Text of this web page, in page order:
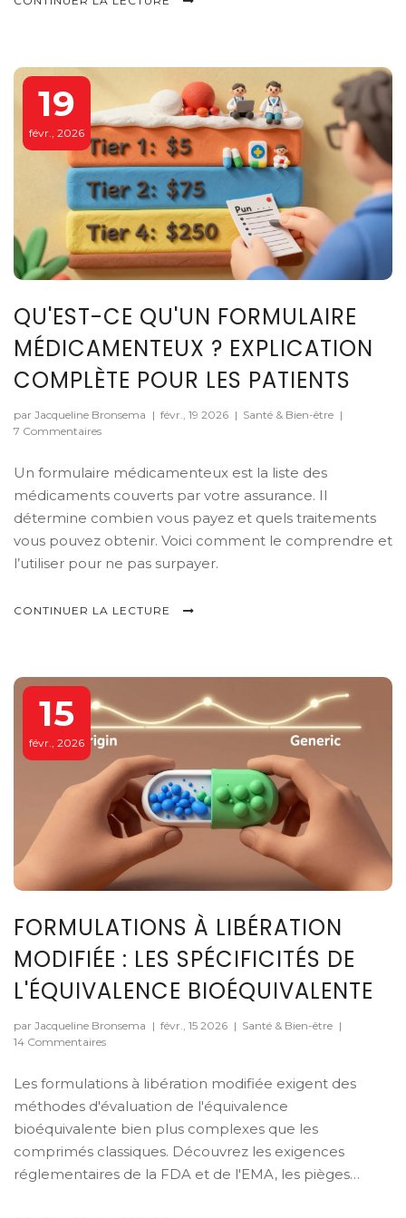
19
févr., 2026
QU'EST-CE QU'UN FORMULAIRE
MÉDICAMENTEUX ? EXPLICATION
COMPLÈTE POUR LES PATIENTS
par Jacqueline Bronsema | févr., 19 2026 | Santé & Bien-être |
7 Commentaires
Un formulaire médicamenteux est la liste des
médicaments couverts par votre assurance. Il
détermine combien vous payez et quels traitements
vous pouvez obtenir. Voici comment le comprendre et
l’utiliser pour ne pas surpayer.
CONTINUER LA LECTURE
15
févr., 2026
FORMULATIONS À LIBÉRATION
MODIFIÉE : LES SPÉCIFICITÉS DE
L'ÉQUIVALENCE BIOÉQUIVALENTE
par Jacqueline Bronsema | févr., 15 2026 | Santé & Bien-être |
14 Commentaires
Les formulations à libération modifiée exigent des
méthodes d'évaluation de l'équivalence
bioéquivalente bien plus complexes que les
comprimés classiques. Découvrez les exigences
réglementaires de la FDA et de l'EMA, les pièges